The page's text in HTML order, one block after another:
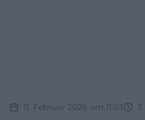
11. Februar 2026 um 11:03 3